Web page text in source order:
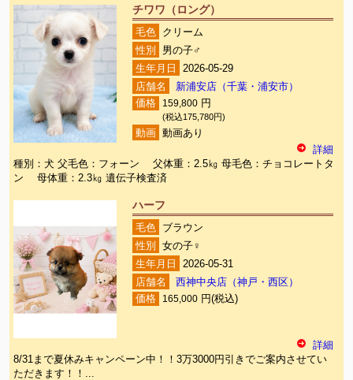
チワワ（ロング）
毛色
クリーム
性別
男の子♂
生年月日
2026-05-29
店舗名
新浦安店（千葉・浦安市）
価格
159,800 円
(税込175,780円)
動画
動画あり
詳細
種別：犬 父毛色：フォーン 父体重：2.5㎏ 母毛色：チョコレートタ
ン 母体重：2.3㎏ 遺伝子検査済
ハーフ
毛色
ブラウン
性別
女の子♀
生年月日
2026-05-31
店舗名
西神中央店（神戸・西区）
価格
165,000 円(税込)
詳細
8/31まで夏休みキャンペーン中！！3万3000円引きでご案内させてい
ただきます！！...